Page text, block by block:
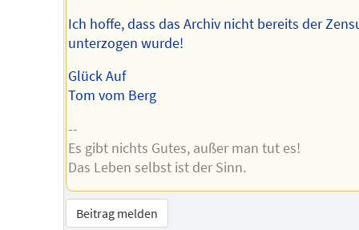
Ich hoffe, dass das Archiv nicht bereits der
unterzogen wurde!
Glück Auf
Tom vom Berg
--
Es gibt nichts Gutes, außer man tut es!
Das Leben selbst ist der Sinn.
Beitrag melden